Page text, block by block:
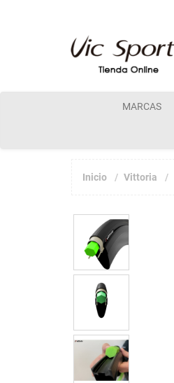
MARCAS
Inicio Vittoria